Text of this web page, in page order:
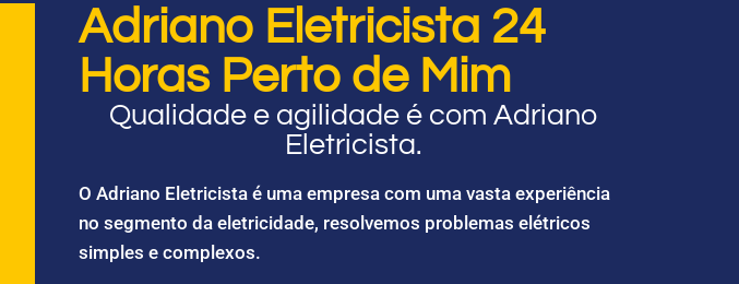
Adriano Eletricista 24
Horas Perto de Mim
Qualidade e agilidade é com Adriano
Eletricista.
O Adriano Eletricista é uma empresa com uma vasta experiência
no segmento da eletricidade, resolvemos problemas elétricos
simples e complexos.